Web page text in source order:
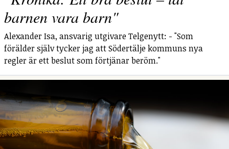
barnen vara barn"
Alexander Isa, ansvarig utgivare Telgenytt: - "Som
förälder själv tycker jag att Södertälje kommuns nya
regler är ett beslut som förtjänar beröm."